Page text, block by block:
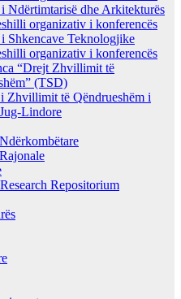
Ndërtimtarisë dhe Arkitekturës
organizativ i konferencës
Shkencave Teknologjike
organizativ i konferencës
“Drejt Zhvillimit të
(TSD)
Zhvillimit të Qëndrueshëm i
Lindore
Repositorium